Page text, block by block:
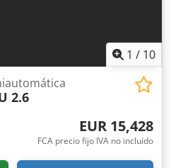
1 / 10
2.6
EUR 15,428
FCA precio fijo IVA no incluído